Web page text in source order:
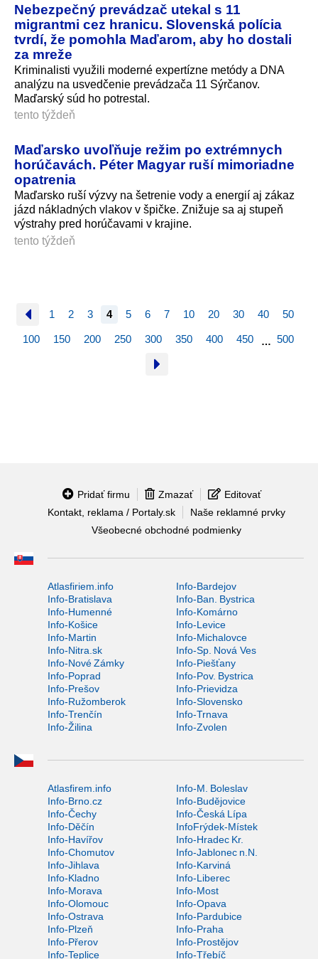
Nebezpečný prevádzač utekal s 11
migrantmi cez hranicu. Slovenská polícia
tvrdí, že pomohla Maďarom, aby ho dostali
za mreže
Kriminalisti využili moderné expertízne metódy a DNA
analýzu na usvedčenie prevádzača 11 Sýrčanov.
Maďarský súd ho potrestal.
tento týždeň
Maďarsko uvoľňuje režim po extrémnych
horúčavách. Péter Magyar ruší mimoriadne
opatrenia
Maďarsko ruší výzvy na šetrenie vody a energií aj zákaz
jázd nákladných vlakov v špičke. Znižuje sa aj stupeň
výstrahy pred horúčavami v krajine.
tento týždeň
1 2 3 4 5 6 7 10 20 30 40 50
100 150 200 250 300 350 400 450 … 500
Pridať firmu Zmazať
Editovať
Kontakt, reklama / Portaly.sk
Naše reklamné prvky
Všeobecné obchodné podmienky
Atlasfiriem.info
Info-Bardejov
Info-Bratislava
Info-Ban. Bystrica
Info-Humenné
Info-Komárno
Info-Košice
Info-Levice
Info-Martin
Info-Michalovce
Info-Nitra.sk
Info-Sp. Nová Ves
Info-Nové Zámky
Info-Piešťany
Info-Poprad
Info-Pov. Bystrica
Info-Prešov
Info-Prievidza
Info-Ružomberok
Info-Slovensko
Info-Trenčín
Info-Trnava
Info-Žilina
Info-Zvolen
Atlasfirem.info
Info-M. Boleslav
Info-Brno.cz
Info-Budějovice
Info-Čechy
Info-Česká Lípa
Info-Děčín
InfoFrýdek-Místek
Info-Havířov
Info-Hradec Kr.
Info-Chomutov
Info-Jablonec n.N.
Info-Jihlava
Info-Karviná
Info-Kladno
Info-Liberec
Info-Morava
Info-Most
Info-Olomouc
Info-Opava
Info-Ostrava
Info-Pardubice
Info-Plzeň
Info-Praha
Info-Přerov
Info-Prostějov
Info-Teplice
Info-Třebíč